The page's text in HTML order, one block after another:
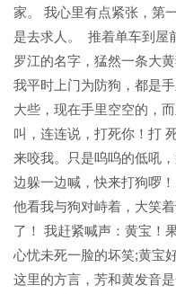
家。 我心里有点紧张，第
是去求人。 推着单车到屋
罗江的名字，猛然一条大
我平时上门为防狗，都是
大些，现在手里空空的，
叫，连连说，打死你！打
来咬我。只是呜呜的低吼
边躲一边喊，快来打狗啰
他看我与狗对峙着，大笑
了！ 我赶紧喊声：黄宝！
心忧未死一脸的坏笑;黄宝
这里的方言，芳和黄发音